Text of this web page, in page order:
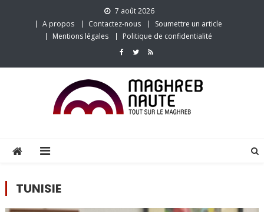
7 août 2026
A propos
Contactez-nous
Soumettre un article
Mentions légales
Politique de confidentialité
TUNISIE